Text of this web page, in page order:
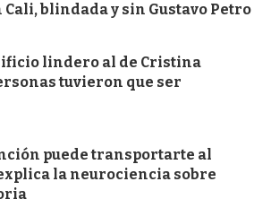
Cali, blindada y sin Gustavo Petro
lindero al de Cristina
tuvieron que ser
puede transportarte al
la neurociencia sobre